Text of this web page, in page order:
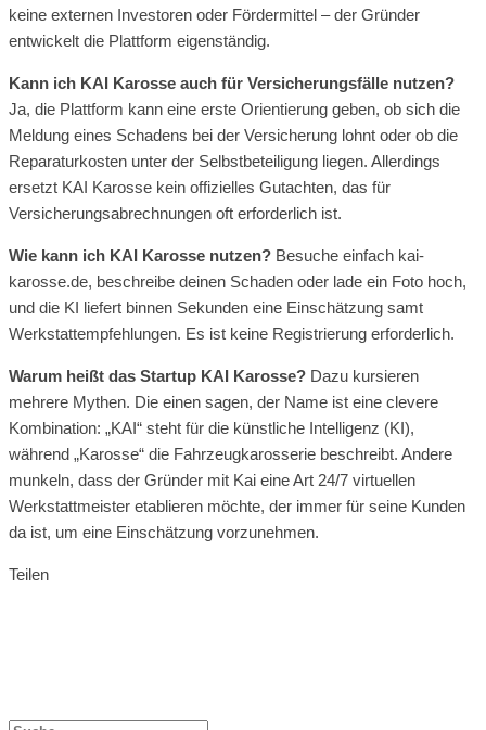
keine externen Investoren oder Fördermittel – der Gründer
entwickelt die Plattform eigenständig.
Kann ich KAI Karosse auch für Versicherungsfälle nutzen?
Ja, die Plattform kann eine erste Orientierung geben, ob sich die
Meldung eines Schadens bei der Versicherung lohnt oder ob die
Reparaturkosten unter der Selbstbeteiligung liegen. Allerdings
ersetzt KAI Karosse kein offizielles Gutachten, das für
Versicherungsabrechnungen oft erforderlich ist.
Wie kann ich KAI Karosse nutzen? Besuche einfach kai-
karosse.de, beschreibe deinen Schaden oder lade ein Foto hoch,
und die KI liefert binnen Sekunden eine Einschätzung samt
Werkstattempfehlungen. Es ist keine Registrierung erforderlich.
Warum heißt das Startup KAI Karosse? Dazu kursieren
mehrere Mythen. Die einen sagen, der Name ist eine clevere
Kombination: „KAI“ steht für die künstliche Intelligenz (KI),
während „Karosse“ die Fahrzeugkarosserie beschreibt. Andere
munkeln, dass der Gründer mit Kai eine Art 24/7 virtuellen
Werkstattmeister etablieren möchte, der immer für seine Kunden
da ist, um eine Einschätzung vorzunehmen.
Teilen